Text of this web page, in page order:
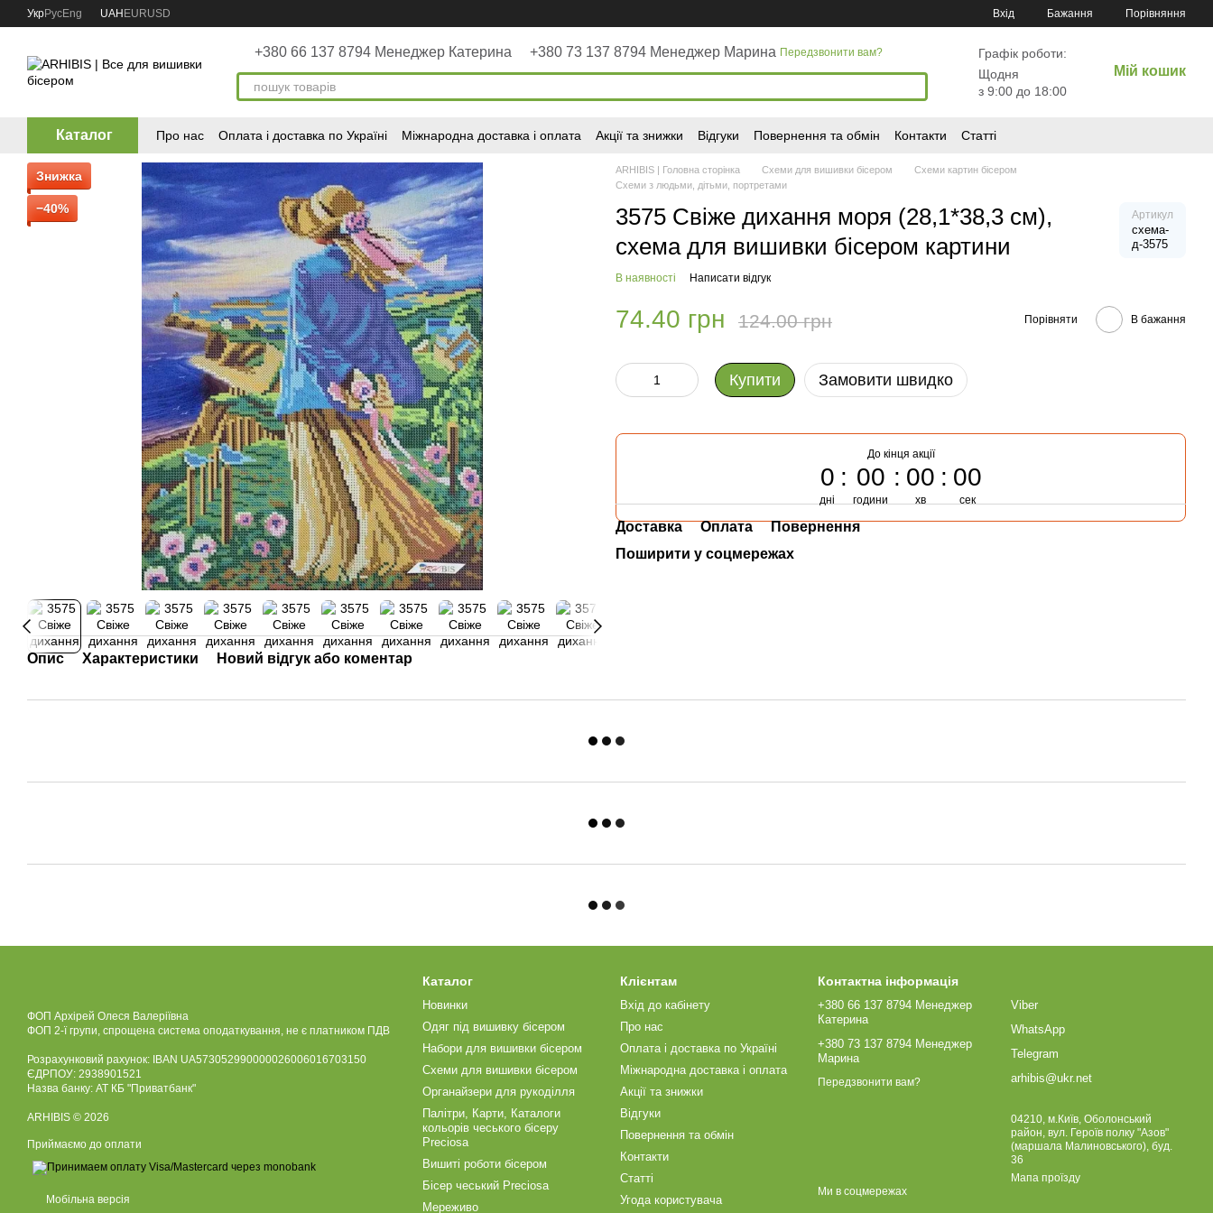
Перейти до основного контенту
УкрРусEng UAH EURUSD Вхід Бажання Порівняння
+380 66 137 8794 Менеджер Катерина +380 73 137 8794 Менеджер Марина Передзвонити вам?
Графік роботи:
Щодня
з 9:00 до 18:00
Мій кошик
Каталог Про нас Оплата і доставка по Україні Міжнародна доставка і оплата Акції та знижки Відгуки Повернення та обмін Контакти Статті
Знижка
−40%
Опис Характеристики Новий відгук або коментар
ARHIBIS | Головна сторінка Схеми для вишивки бісером
Схеми картин бісером
Схеми з людьми, дітьми, портретами
3575 Свіже дихання моря (28,1*38,3 см),
схема для вишивки бісером картини
Артикул
схема-
д-3575
В наявності Написати відгук
74.40 грн 124.00 грн Порівняти В бажання
Купити Замовити швидко
До кінця акції
0
дні
00
години
00
хв
00
сек
Доставка Оплата
Повернення
Поширити у соцмережах
ФОП Архірей Олеся Валеріївна
ФОП 2-ї групи, спрощена система оподаткування, не є платником ПДВ
Розрахунковий рахунок: IBAN UA573052990000026006016703150
ЄДРПОУ: 2938901521
Назва банку: АТ КБ "Приватбанк"
ARHIBIS © 2026
Приймаємо до оплати
Мобільна версія
Каталог
Новинки
Одяг під вишивку бісером
Набори для вишивки бісером
Схеми для вишивки бісером
Органайзери для рукоділля
Палітри, Карти, Каталоги
кольорів чеського бісеру
Preciosa
Вишиті роботи бісером
Бісер чеський Preciosa
Мереживо
Клієнтам
Вхід до кабінету
Про нас
Оплата і доставка по Україні
Міжнародна доставка і оплата
Акції та знижки
Відгуки
Повернення та обмін
Контакти
Статті
Угода користувача
Контактна інформація
+380 66 137 8794 Менеджер
Катерина
+380 73 137 8794 Менеджер
Марина
Передзвонити вам?
Viber
WhatsApp
Telegram
arhibis@ukr.net
04210, м.Київ, Оболонський
район, вул. Героїв полку "Азов"
(маршала Малиновського), буд.
36
Мапа проїзду
Ми в соцмережах